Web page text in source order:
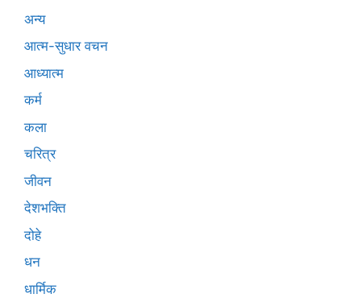
अन्य
आत्म-सुधार वचन
आध्यात्म
कर्म
कला
चरित्र
जीवन
देशभक्ति
दोहे
धन
धार्मिक